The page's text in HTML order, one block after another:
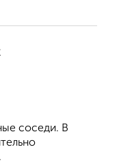
соседи. В